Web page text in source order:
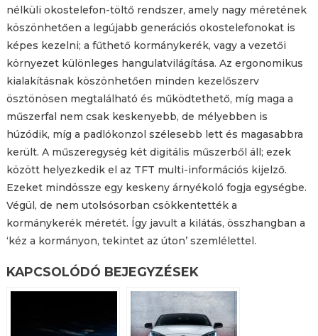
nélküli okostelefon-töltő rendszer, amely nagy méretének
köszönhetően a legújabb generációs okostelefonokat is
képes kezelni; a fűthető kormánykerék, vagy a vezetői
környezet különleges hangulatvilágítása. Az ergonomikus
kialakításnak köszönhetően minden kezelőszerv
ösztönösen megtalálható és működtethető, míg maga a
műszerfal nem csak keskenyebb, de mélyebben is
húzódik, míg a padlókonzol szélesebb lett és magasabbra
került. A műszeregység két digitális műszerből áll; ezek
között helyezkedik el az TFT multi-információs kijelző.
Ezeket mindössze egy keskeny árnyékoló fogja egységbe.
Végül, de nem utolsósorban csökkentették a
kormánykerék méretét. Így javult a kilátás, összhangban a
‘kéz a kormányon, tekintet az úton’ szemlélettel.
KAPCSOLÓDÓ BEJEGYZÉSEK